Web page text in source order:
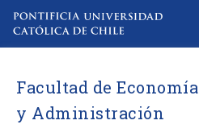
Facultad de Economía
y Administración